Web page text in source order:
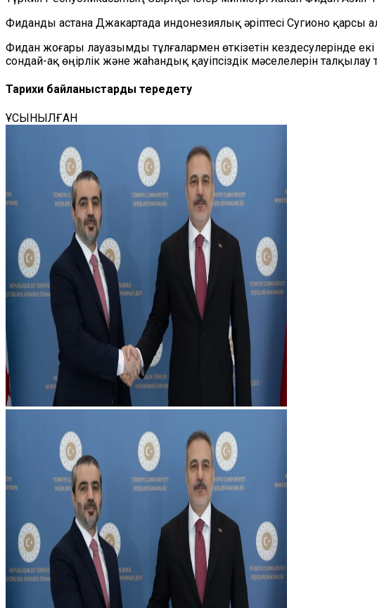
Фиданды астана Джакартада индонезиялық әріптесі Сугионо қарсы
Фидан жоғары лауазымды тұлғалармен өткізетін кездесулерінде
сондай-ақ өңірлік және жаһандық қауіпсіздік мәселелерін
Тарихи байланыстарды тереңдету
ҰСЫНЫЛҒАН